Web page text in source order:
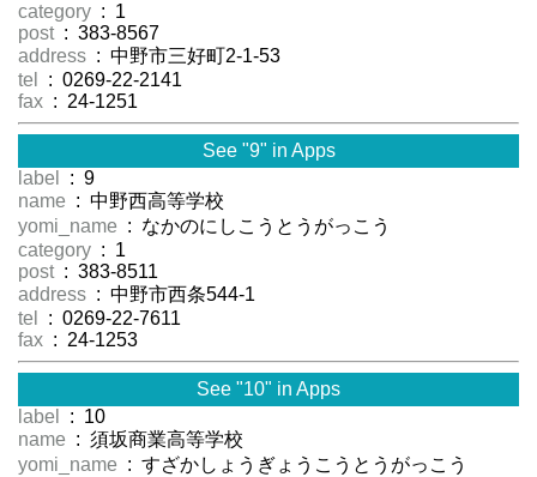
category : 1
post : 383-8567
address : 中野市三好町2-1-53
tel
: 0269-22-2141
fax : 24-1251
See "9" in Apps
label
: 9
name : 中野西高等学校
yomi_name : なかのにしこうとうがっこう
category : 1
post : 383-8511
address : 中野市西条544-1
tel
: 0269-22-7611
fax : 24-1253
See "10" in Apps
label
: 10
name : 須坂商業高等学校
yomi_name : すざかしょうぎょうこうとうがっこう